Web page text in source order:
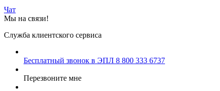
Чат
Мы на связи!
Служба клиентского сервиса
Бесплатный звонок в ЭПЛ 8 800 333 6737
Перезвоните мне